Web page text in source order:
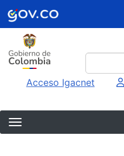
Pasar al contenido principal
Acceso Igacnet